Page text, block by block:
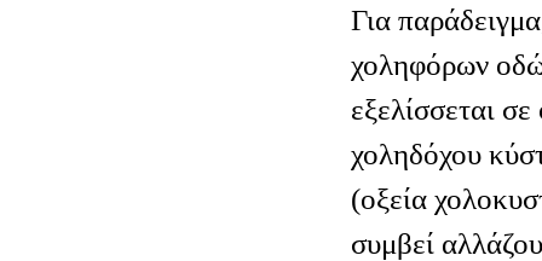
Για
χοληφόρων
εξελίσσεται
χοληδόχου
(οξεία
συμβεί